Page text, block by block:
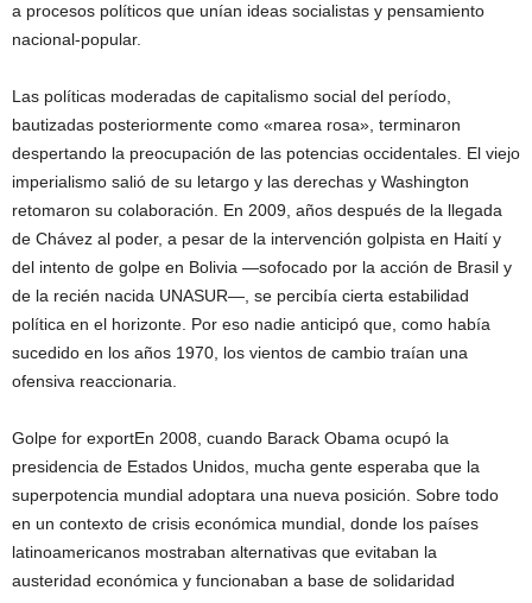
a procesos políticos que unían ideas socialistas y pensamiento
nacional-popular.
Las políticas moderadas de capitalismo social del período,
bautizadas posteriormente como «marea rosa», terminaron
despertando la preocupación de las potencias occidentales. El viejo
imperialismo salió de su letargo y las derechas y Washington
retomaron su colaboración. En 2009, años después de la llegada
de Chávez al poder, a pesar de la intervención golpista en Haití y
del intento de golpe en Bolivia —sofocado por la acción de Brasil y
de la recién nacida UNASUR—, se percibía cierta estabilidad
política en el horizonte. Por eso nadie anticipó que, como había
sucedido en los años 1970, los vientos de cambio traían una
ofensiva reaccionaria.
Golpe for exportEn 2008, cuando Barack Obama ocupó la
presidencia de Estados Unidos, mucha gente esperaba que la
superpotencia mundial adoptara una nueva posición. Sobre todo
en un contexto de crisis económica mundial, donde los países
latinoamericanos mostraban alternativas que evitaban la
austeridad económica y funcionaban a base de solidaridad